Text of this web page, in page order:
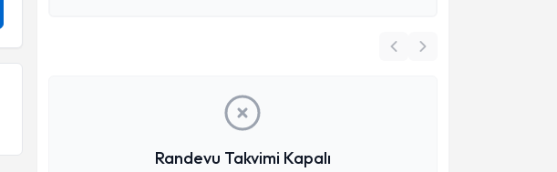
Randevu Takvimi Kapalı